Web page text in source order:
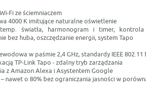
Fi ze ściemniaczem
4000 K imitujące naturalne oświetlenie
światła, harmonogram i timer,
bez huba, oszczędzanie energii, system Tapo
w paśmie 2,4 GHz, standardy IEEE
TP-Link Tapo - zdalny tryb zarządzania
z Amazon Alexa i Asystentem Google
nawet o 80% bez ograniczania jasności w